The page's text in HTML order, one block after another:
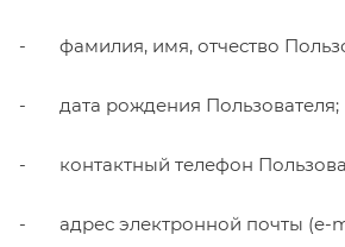
- фамилия, имя, отчество
- дата рождения Пользователя;
- контактный телефон
- адрес электронной почты (e-